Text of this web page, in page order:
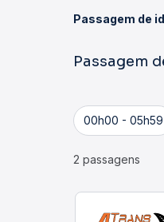
Passagem de
Passagem
00h00 - 05h59
2 passagens